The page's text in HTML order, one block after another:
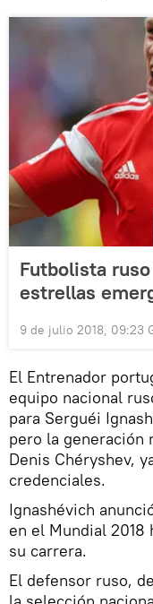
Futbolista
estrellas
9 de julio 2018, 09:23
El Entrenador
equipo nacional
para Serguéi
pero la generación
Denis Chéryshev,
credenciales.
Ignashévich
en el Mundial
su carrera.
El defensor ruso,